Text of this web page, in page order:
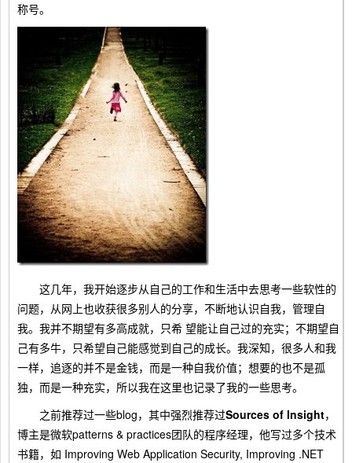
称号。
这几年，我开始逐步从自己的工作和生活中去思考一些软性的
问题，从网上也收获很多别人的分享，不断地认识自我，管理自
我。我并不期望有多高成就，只希 望能让自己过的充实；不期望自
己有多牛，只希望自己能感觉到自己的成长。我深知，很多人和我
一样，追逐的并不是金钱，而是一种自我价值；想要的也不是孤
独，而是一种充实，所以我在这里也记录了我的一些思考。
之前推荐过一些blog，其中强烈推荐过Sources of Insight，
博主是微软patterns & practices团队的程序经理，他写过多个技术
书籍，如 Improving Web Application Security, Improving .NET